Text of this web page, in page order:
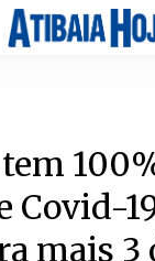
Covid-
mais 3